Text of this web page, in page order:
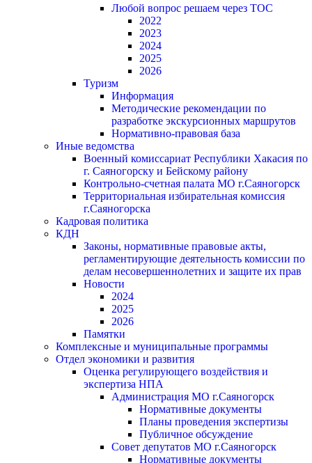
Любой вопрос решаем через ТОС
2022
2023
2024
2025
2026
Туризм
Информация
Методические рекомендации по
разработке экскурсионных маршрутов
Нормативно-правовая база
Иные ведомства
Военный комиссариат Республики Хакасия по
г. Саяногорску и Бейскому району
Контрольно-счетная палата МО г.Саяногорск
Территориальная избирательная комиссия
г.Саяногорска
Кадровая политика
КДН
Законы, нормативные правовые акты,
регламентирующие деятельность комиссии по
делам несовершеннолетних и защите их прав
Новости
2024
2025
2026
Памятки
Комплексные и муниципальные программы
Отдел экономики и развития
Оценка регулирующего воздействия и
экспертиза НПА
Администрация МО г.Саяногорск
Нормативные документы
Планы проведения экспертизы
Публичное обсуждение
Совет депутатов МО г.Саяногорск
Нормативные документы